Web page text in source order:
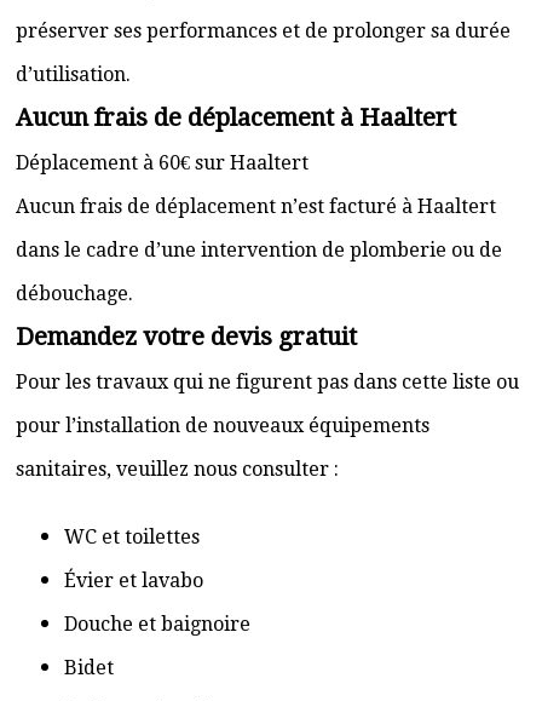
préserver ses performances et de prolonger sa durée
d’utilisation.
Aucun frais de déplacement à Haaltert
Déplacement à 60€ sur Haaltert
Aucun frais de déplacement n’est facturé à Haaltert
dans le cadre d’une intervention de plomberie ou de
débouchage.
Demandez votre devis gratuit
Pour les travaux qui ne figurent pas dans cette liste ou
pour l’installation de nouveaux équipements
sanitaires, veuillez nous consulter :
WC et toilettes
Évier et lavabo
Douche et baignoire
Bidet